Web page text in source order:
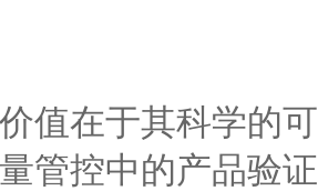
值在于其科学的
管控中的产品验